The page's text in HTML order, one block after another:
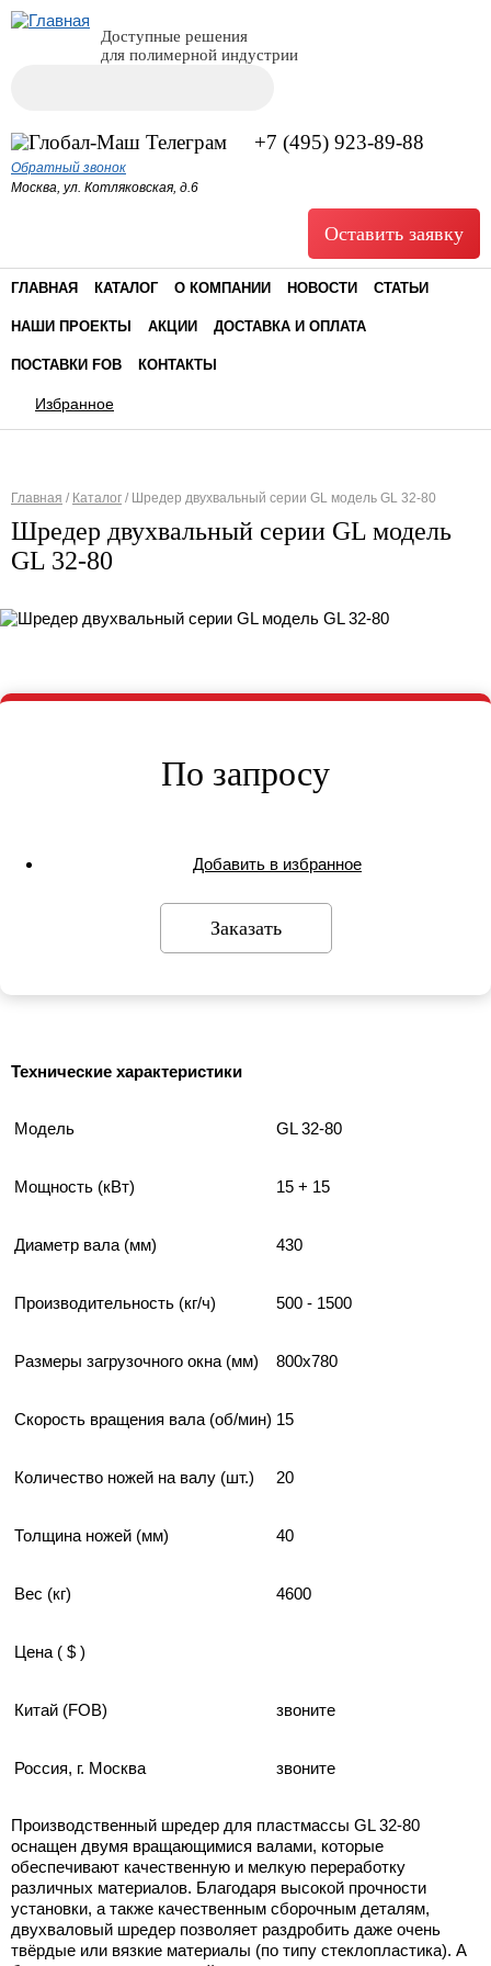
Доступные решения
для полимерной индустрии
+7 (495) 923-89-88
Обратный звонок
Москва, ул. Котляковская, д.6
Оставить заявку
ГЛАВНАЯ КАТАЛОГ О КОМПАНИИ НОВОСТИ СТАТЬИ
НАШИ ПРОЕКТЫ АКЦИИ ДОСТАВКА И ОПЛАТА
ПОСТАВКИ FOB КОНТАКТЫ
Избранное
Вы здесь
Главная / Каталог / Шредер двухвальный серии GL модель GL 32-80
Шредер двухвальный серии GL модель
GL 32-80
По запросу
Добавить в избранное
Заказать
Технические характеристики
Модель GL 32-80
Мощность (кВт) 15 + 15
Диаметр вала (мм) 430
Производительность (кг/ч) 500 - 1500
Размеры загрузочного окна (мм) 800x780
Скорость вращения вала (об/мин) 15
Количество ножей на валу (шт.) 20
Толщина ножей (мм) 40
Вес (кг) 4600
Цена ( $ )
Китай (FOB) звоните
Россия, г. Москва звоните
Производственный шредер для пластмассы GL 32-80
оснащен двумя вращающимися валами, которые
обеспечивают качественную и мелкую переработку
различных материалов. Благодаря высокой прочности
установки, а также качественным сборочным деталям,
двухваловый шредер позволяет раздробить даже очень
твёрдые или вязкие материалы (по типу стеклопластика). А